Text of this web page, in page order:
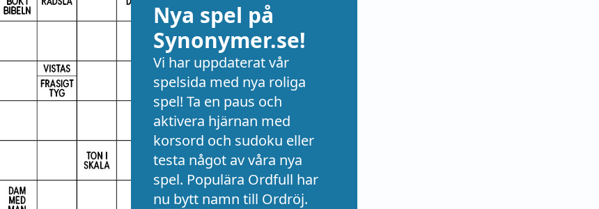
Nya spel på
Synonymer.se!
Vi har uppdaterat vår
spelsida med nya roliga
spel! Ta en paus och
aktivera hjärnan med
korsord och sudoku eller
testa något av våra nya
spel. Populära Ordfull har
nu bytt namn till Ordröj.